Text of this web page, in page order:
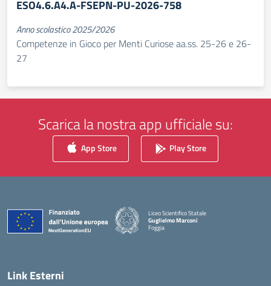
ESO4.6.A4.A-FSEPN-PU-2026-758
Anno scolastico 2025/2026
Competenze in Gioco per Menti Curiose aa.ss. 25-26 e 26-
27
Scarica la nostra app ufficiale su:
App Store Play Store
Liceo Scientifico Statale
Guglielmo Marconi
Foggia
— Visita la pagina iniziale della scuola
Link Esterni